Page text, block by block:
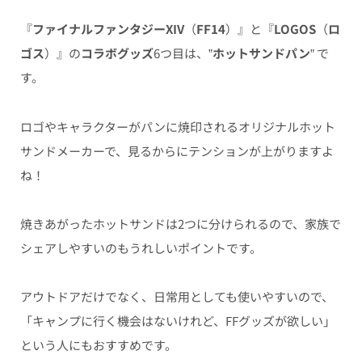
『ファイナルファンタジーXIV（FF14）』と『LOGOS（ロ
ゴス）』のコラボグッズ6つ目は、”ホットサンドパン” で
す。
ロゴやキャラクターがパンに焼印されるオリジナルホット
サンドメーカーで、見るからにテンションが上がりますよ
ね！
焼きあがったホットサンドは2つに分けられるので、家族で
シェアしやすいのもうれしいポイントです。
アウトドアだけでなく、日常用としても使いやすいので、
「キャンプに行く機会はないけれど、FFグッズが欲しい」
という人にもおすすめです。